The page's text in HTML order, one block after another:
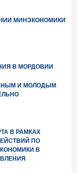
МИНЭКОНОМИКИ
В МОРДОВИИ
И МОЛОДЫМ
В РАМКАХ
ПО
В